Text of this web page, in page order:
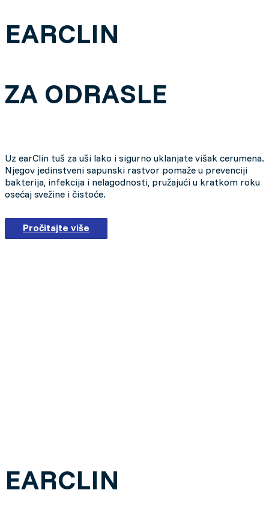
EARCLIN
ZA ODRASLE
Uz earClin tuš za uši lako i sigurno uklanjate višak cerumena.
Njegov jedinstveni sapunski rastvor pomaže u prevenciji
bakterija, infekcija i nelagodnosti, pružajući u kratkom roku
osećaj svežine i čistoće.
Pročitajte više
EARCLIN